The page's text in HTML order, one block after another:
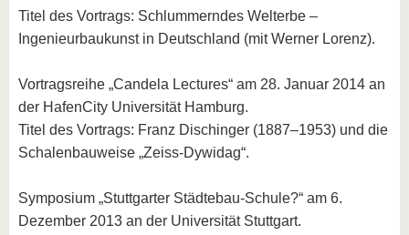
Titel des Vortrags: Schlummerndes Welterbe –
Ingenieurbaukunst in Deutschland (mit Werner Lorenz).
Vortragsreihe „Candela Lectures“ am 28. Januar 2014 an
der HafenCity Universität Hamburg.
Titel des Vortrags: Franz Dischinger (1887–1953) und die
Schalenbauweise „Zeiss-Dywidag“.
Symposium „Stuttgarter Städtebau-Schule?“ am 6.
Dezember 2013 an der Universität Stuttgart.